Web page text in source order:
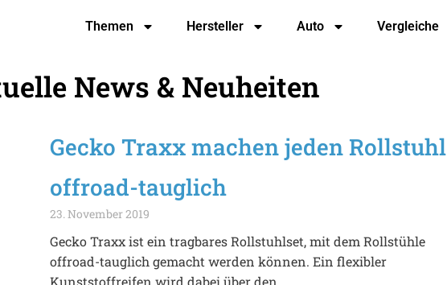
Themen Hersteller Auto Vergleiche
News & Neuheiten
Gecko Traxx machen jeden Rollstuhl
offroad-tauglich
23. November 2019
Gecko Traxx ist ein tragbares Rollstuhlset, mit dem Rollstühle
offroad-tauglich gemacht werden können. Ein flexibler
Kunststoffreifen wird dabei über den